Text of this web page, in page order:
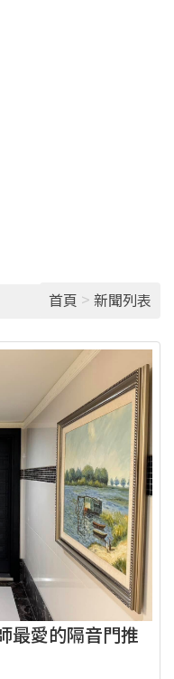
首頁 > 新聞列表
最愛的隔音門推